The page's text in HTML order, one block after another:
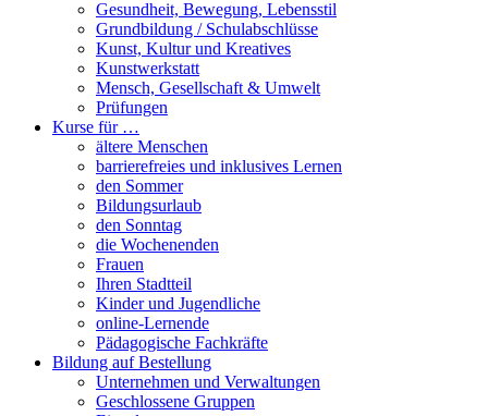
Gesundheit, Bewegung, Lebensstil
Grundbildung / Schulabschlüsse
Kunst, Kultur und Kreatives
Kunstwerkstatt
Mensch, Gesellschaft & Umwelt
Prüfungen
Kurse für …
ältere Menschen
barrierefreies und inklusives Lernen
den Sommer
Bildungsurlaub
den Sonntag
die Wochenenden
Frauen
Ihren Stadtteil
Kinder und Jugendliche
online-Lernende
Pädagogische Fachkräfte
Bildung auf Bestellung
Unternehmen und Verwaltungen
Geschlossene Gruppen